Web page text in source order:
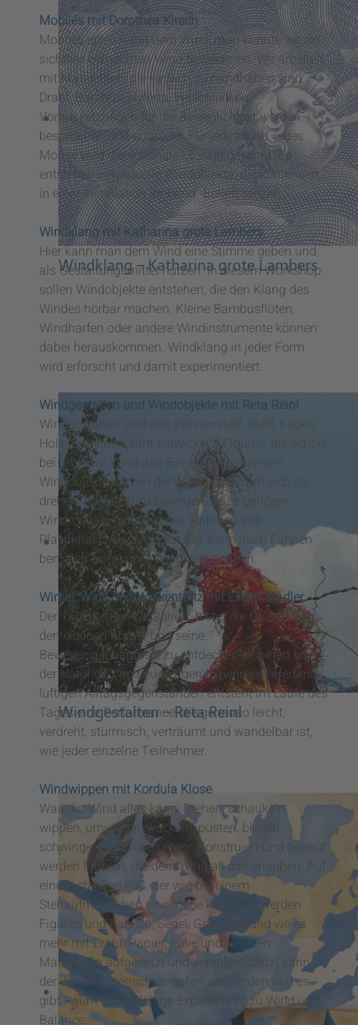
Mobiles – Dorothea Kirsch
Windklang – Katharina grote Lambers
Windgestalten – Reta Reinl
Mobilés mit Dorothea Kirsch
Mobilés spielen mit dem Wind, man könnte sie als
sichtbar gemachten Wind bezeichnen. Wir arbeiten
mit Materialien, die einfach zu handhaben sind:
Draht, Bambus; Nylons. Verschiedene
Voraussetzungen für die Beweglichkeit werden
besprochen und erforscht. Für jedes Kind, jedes
Mobilé wird die schönste Lösung gesucht. Es
entstehen individuelle Windobjekte, die kombiniert
in einer Installation ihr Wind -Ballett tanzen.
Windklang mit Katharina grote Lambers
Hier kann man dem Wind eine Stimme geben und
als Gestaltungsmittel nutzen. In diesem Workshop
sollen Windobjekte entstehen, die den Klang des
Windes hörbar machen. Kleine Bambusflöten,
Windharfen oder andere Windinstrumente können
dabei herauskommen. Windklang in jeder Form
wird erforscht und damit experimentiert.
Windgestalten und Windobjekte mit Reta Reinl
Windgestalten sind aus Fahnenstoff, Stoff, Fäden,
Holz, Bambus, Draht entwickelte Figuren, die schon
bei leichtem Wind ihre Beweglichkeit zeigen.
Windobjekte nutzen die Windenergie um sich zu
drehen, oder sich zu bewegen. Dazu gehören
Windmühlen genauso wie Turbinen aus
Plastikflaschen. Wer Lust hat, kann auch Fahnen
bemalen oder bunte Windsäcke nähen.
Wirbel, Wind und Wolkentanz mit Evelin Stadler
Der Tanztheater-Workshop bietet die Gelegenheit,
den eigenen Körper und seine
Bewegungsphantasie zu entdecken.Inspiriert von
der Natur und im neugierigen Experimentieren mit
luftigen Alltagsgegenständen entsteht im Laufe des
Tages eine Performance, die genauso leicht,
verdreht, stürmisch, verträumt und wandelbar ist,
wie jeder einzelne Teilnehmer.
Windwippen mit Kordula Klose
Was der Wind alles kann: Drehen, schaukeln,
wippen, umwehen, wackeln, pusten, blasen,
schwingen und vieles mehr. Konstruiert und gebaut
werden Figuren, die dem Wind all das erlauben. Auf
einem stabilen Fuß, der wie bei einem
Stehaufmännchen eine halbe Kugel ist, werden
Figuren und Fahnen, Segel, Gesichter und vieles
mehr mit Draht, Papier, Folie und anderen
Materialien aufgesetzt und verankert. Jetzt kann
der Wind spielerisch eingefangen werden und es
gibt Raum für vielfältige Experimente zu Wind und
Balance.